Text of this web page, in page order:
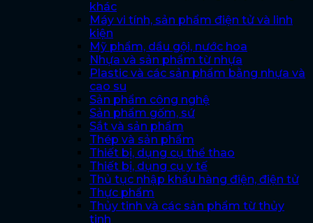
khác
Máy vi tính, sản phẩm điện tử và linh
kiện
Mỹ phẩm, dầu gội, nước hoa
Nhựa và sản phẩm từ nhựa
Plastic và các sản phẩm bằng nhựa và
cao su
Sản phẩm công nghệ
Sản phẩm gốm, sứ
Sắt và sản phẩm
Thép và sản phẩm
Thiết bị, dụng cụ thể thao
Thiết bị, dụng cụ y tế
Thủ tục nhập khẩu hàng điện, điện tử
Thực phẩm
Thủy tinh và các sản phẩm từ thủy
tinh